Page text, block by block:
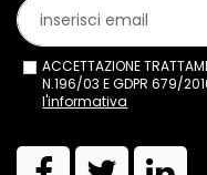
ACCETTAZIONE
N.196/03 E GDPR 679/
l'informativa